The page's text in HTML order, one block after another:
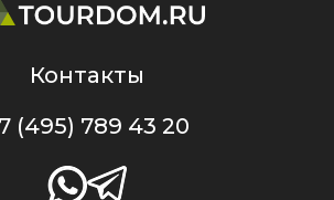
Контакты
(495) 789 43 20